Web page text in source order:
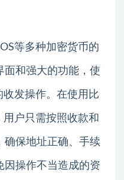
等多种加密货币的
面和强大的功能，使
收发操作。在使用比
户只需按照收款和
确保地址正确、手续
因操作不当造成的资